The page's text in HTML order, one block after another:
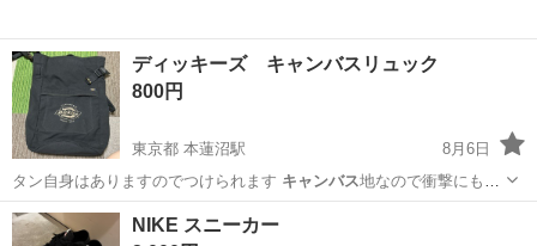
ディッキーズ キャンバスリュック
800円
東京都 本蓮沼駅
8月6日
タン自身はありますのでつけられます キャンバス地なので衝撃にも強
く洗えて衛生的 …
東京 板橋区
NIKE スニーカー